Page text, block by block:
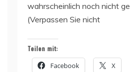
wahrscheinlich noch nicht
(Verpassen Sie nicht
Teilen mit:
Facebook X